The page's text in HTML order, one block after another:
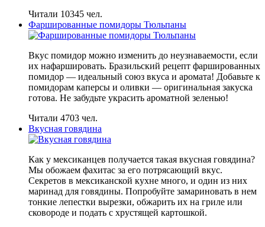
Читали 10345 чел.
Фаршированные помидоры Тюльпаны
Вкус помидор можно изменить до неузнаваемости, если
их нафаршировать. Бразильский рецепт фаршированных
помидор — идеальный союз вкуса и аромата! Добавьте к
помидорам каперсы и оливки — оригинальная закуска
готова. Не забудьте украсить ароматной зеленью!
Читали 4703 чел.
Вкусная говядина
Как у мексиканцев получается такая вкусная говядина?
Мы обожаем фахитас за его потрясающий вкус.
Секретов в мексиканской кухне много, и один из них
маринад для говядины. Попробуйте замариновать в нем
тонкие лепестки вырезки, обжарить их на гриле или
сковороде и подать с хрустящей картошкой.